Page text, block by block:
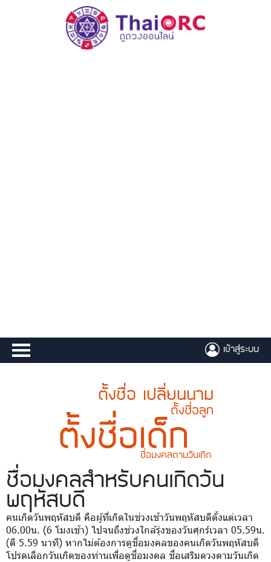
เข้าสู่ระบบ
ตั้งชื่อ เปลี่ยนนาม
ตั้งชื่อลูก
ตั้งชื่อเด็ก
ชื่อมงคลตามวันเกิด
ชื่อมงคลสำหรับคนเกิดวัน
พฤหัสบดี
คนเกิดวันพฤหัสบดี คือผู้ที่เกิดในช่วงเช้าวันพฤหัสบดีตั้งแต่เวลา
06.00น. (6 โมงเช้า) ไปจนถึงช่วงใกล้รุ่งของวันศุกร์เวลา 05.59น.
(ตี 5.59 นาที) หากไม่ต้องการดูชื่อมงคลของคนเกิดวันพฤหัสบดี
โปรดเลือกวันเกิดของท่านเพื่อดูชื่อมงคล ชื่อเสริมดวงตามวันเกิด